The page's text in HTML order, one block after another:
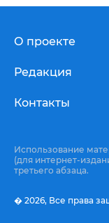
О проекте
Редакция
Контакты
Использование
(для интернет-
третьего абзаца.
� 2026, Все права